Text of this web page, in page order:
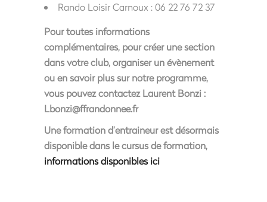
Rando Loisir Carnoux : 06 22 76 72 37
Pour toutes informations
complémentaires, pour créer une section
dans votre club, organiser un évènement
ou en savoir plus sur notre programme,
vous pouvez contactez Laurent Bonzi :
Lbonzi@ffrandonnee.fr
Une formation d’entraineur est désormais
disponible dans le cursus de formation,
informations disponibles ici